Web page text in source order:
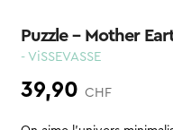
Puzzle – Mother
- ViSSEVASSE
39,90 CHF